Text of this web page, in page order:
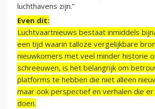
luchthavens zijn.”
Even dit:
Luchtvaartnieuws bestaat inmiddels
een tijd waarin talloze vergelijkbare
nieuwkomers met veel minder historie
schreeuwen, is het belangrijk om
platforms te hebben die niet alleen
maar ook perspectief en verhalen die
doen.